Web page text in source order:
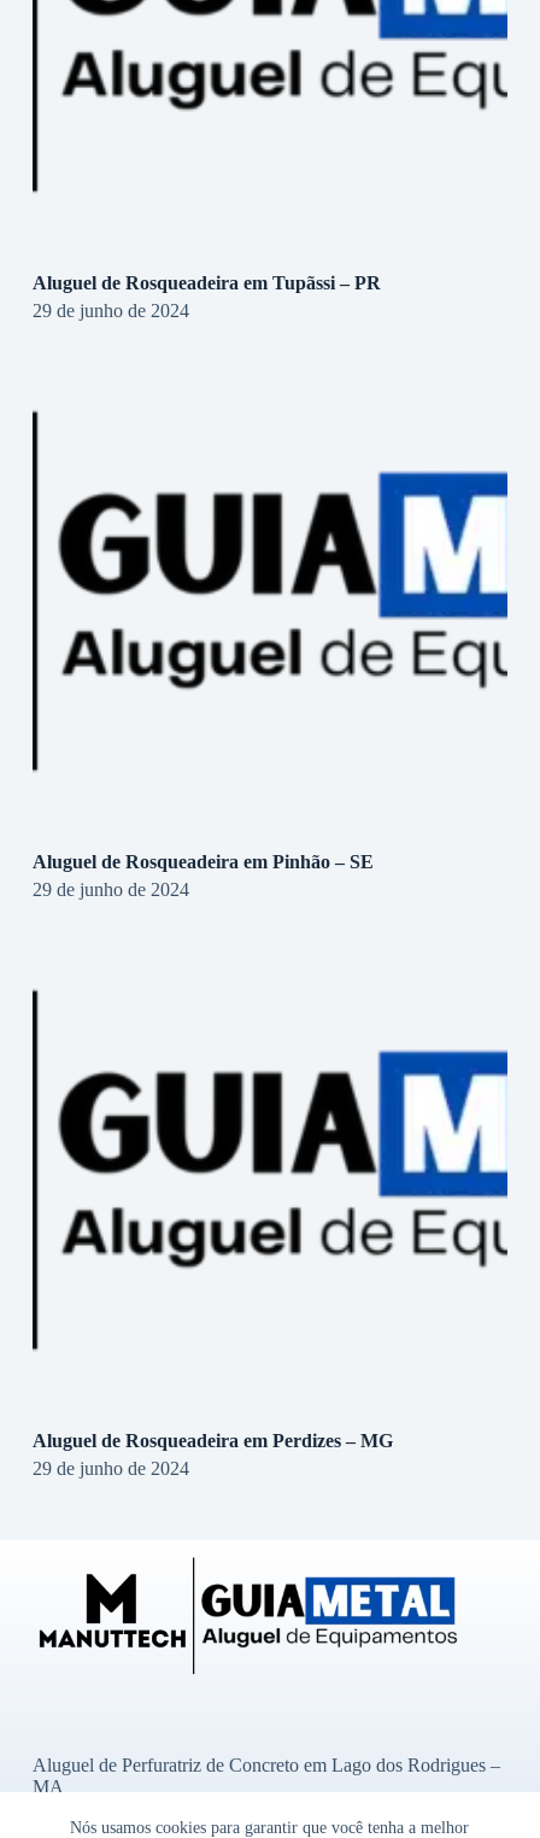
Nós usamos cookies para garantir que você tenha a melhor
Aluguel de Rosqueadeira em Tupãssi – PR
29 de junho de 2024
Aluguel de Rosqueadeira em Pinhão – SE
29 de junho de 2024
Aluguel de Rosqueadeira em Perdizes – MG
29 de junho de 2024
Aluguel de Perfuratriz de Concreto em Lago dos Rodrigues –
MA
Aluguel de Perfuratriz de Concreto em Bady Bassitt – SP